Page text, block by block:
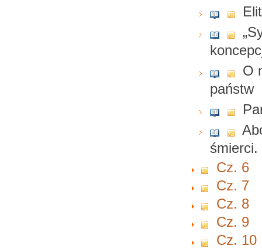
O
państw
Cz. 6
Cz. 7
Cz. 8
Cz. 9
Cz. 10